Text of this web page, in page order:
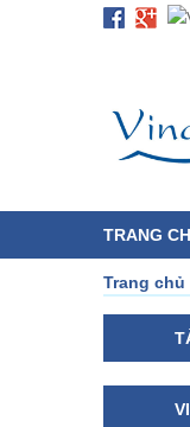
TRANG
Trang chủ